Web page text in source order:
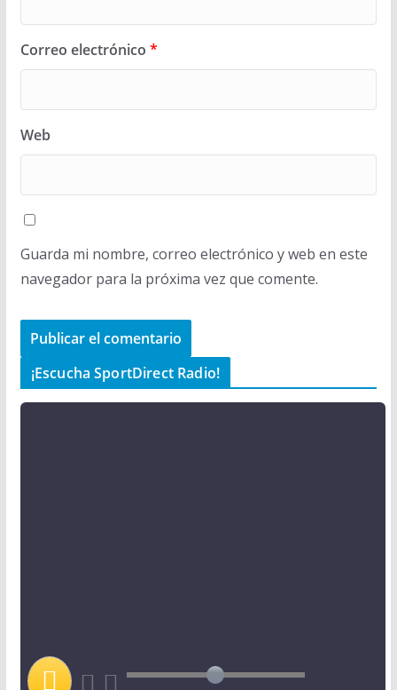
Correo electrónico *
Web
Guarda mi nombre, correo electrónico y web en este
navegador para la próxima vez que comente.
¡Escucha SportDirect Radio!